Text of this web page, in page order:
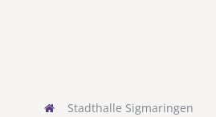
Stadthalle Sigmaringen